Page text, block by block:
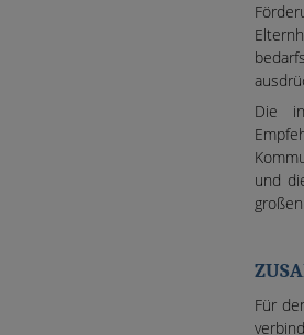
Die
und
Für